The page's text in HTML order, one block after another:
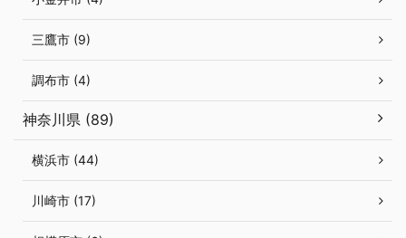
三鷹市 (9)
調布市 (4)
神奈川県 (89)
横浜市 (44)
川崎市 (17)